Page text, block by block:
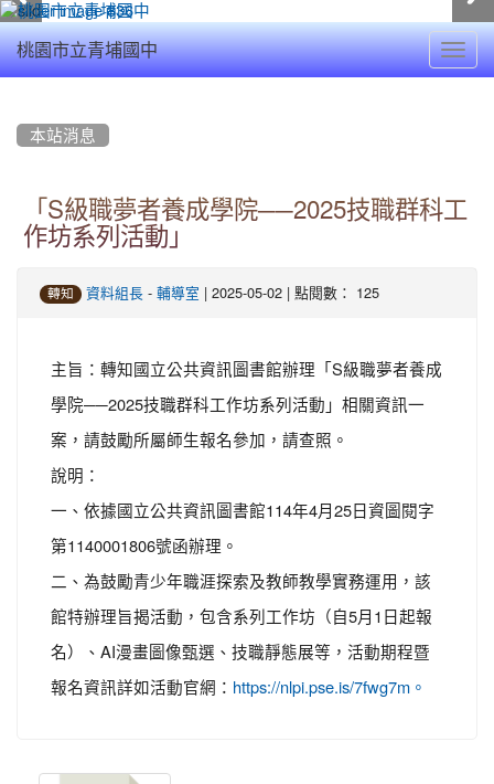
桃園市立青埔國中
本站消息
「S級職夢者養成學院──2025技職群科工
作坊系列活動」
轉知 資料組長 - 輔導室 | 2025-05-02 | 點閱數： 125
主旨：轉知國立公共資訊圖書館辦理「S級職夢者養成
學院──2025技職群科工作坊系列活動」相關資訊一
案，請鼓勵所屬師生報名參加，請查照。
說明：
一、依據國立公共資訊圖書館114年4月25日資圖閱字
第1140001806號函辦理。
二、為鼓勵青少年職涯探索及教師教學實務運用，該
館特辦理旨揭活動，包含系列工作坊（自5月1日起報
名）、AI漫畫圖像甄選、技職靜態展等，活動期程暨
報名資訊詳如活動官網： https://nlpi.pse.is/7fwg7m。